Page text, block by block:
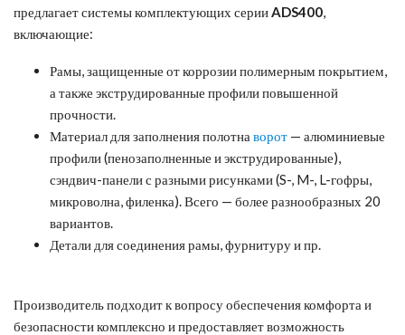
предлагает системы комплектующих серииADS400,
включающие:
Рамы, защищенные от коррозии полимерным покрытием,
а также экструдированные профили повышенной
прочности.
Материал для заполнения полотна ворот — алюминиевые
профили (пенозаполненные и экструдированные),
сэндвич-панели с разными рисунками (S-, M-, L-гофры,
микроволна, филенка). Всего — более разнообразных 20
вариантов.
Детали для соединения рамы, фурнитуру и пр.
Производитель подходит к вопросу обеспечения комфорта и
безопасности комплексно и предоставляет возможность